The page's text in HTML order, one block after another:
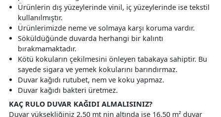
Ürünlerin dış yüzeylerinde vinil, iç yüzeylerinde ise tekstil
kullanılmıştır.
Ürünlerimizde neme ve solmaya karşı koruma vardır.
Söküldüğünde duvarda herhangi bir kalıntı
bırakmamaktadır.
Kötü kokuların çekilmesini önleyen tabakaya sahiptir. Bu
sayede sigara ve yemek kokularını barındırmaz.
Duvar kağıdı rutubet, nem ve koku yapmaz.
Duvar kağıdı bakteri üretmez.
KAÇ RULO DUVAR KAĞIDI ALMALISINIZ?
Duvar yüksekliğiniz 2.50 mt nin altında ise 16.50 m² duvar